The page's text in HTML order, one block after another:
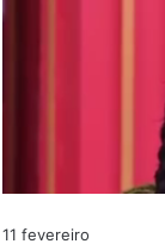
11 fevereiro